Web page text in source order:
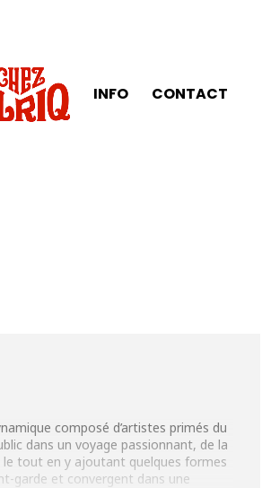
INFO CONTACT
composé d’artistes primés du
dans un voyage passionnant, de la
le tout en y ajoutant quelques formes
garde et convergent dans une